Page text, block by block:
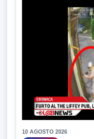
10 AGOSTO 2026